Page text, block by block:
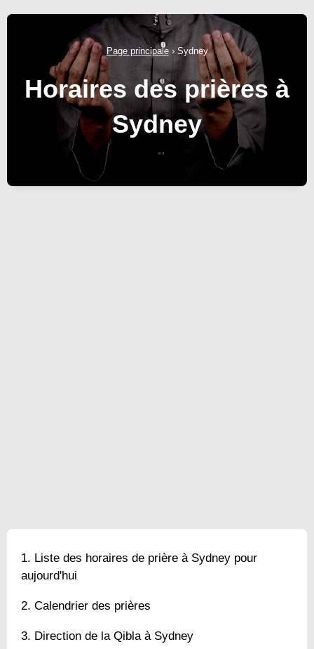
Page principale› Sydney
Horaires des prières à
Sydney
Liste des horaires de prière à Sydney pour
aujourd'hui
Calendrier des prières
Direction de la Qibla à Sydney